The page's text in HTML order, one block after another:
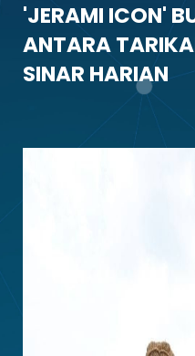
'JERAMI ICON'
ANTARA
SINAR HARIAN